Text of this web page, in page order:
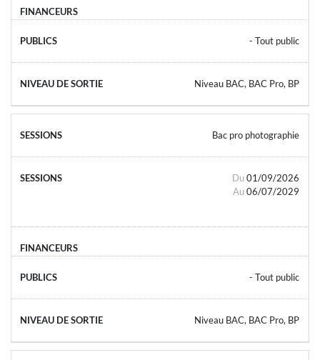
- Tout public
Niveau BAC, BAC Pro, BP
Bac pro photographie
Du 01/09/2026
Au 06/07/2029
- Tout public
Niveau BAC, BAC Pro, BP